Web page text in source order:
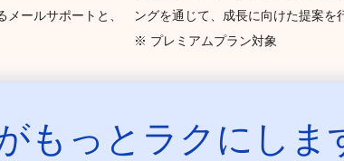
ールサポートと、
ングを通じて、成長に向けた提案を
※ プレミアムプラン対象
もっとラクにしま